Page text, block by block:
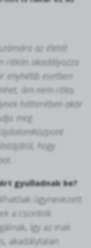
az életét
ritkán akadályozza
enyhébb esetben
ám nem ritka,
hátterében akár
meg
hogy
gyulladnak be?
úgynevezett
a csontok
így az inak
akadálytalan